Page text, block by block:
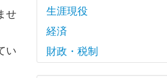
せ
い
生涯現役
経済
財政・税制